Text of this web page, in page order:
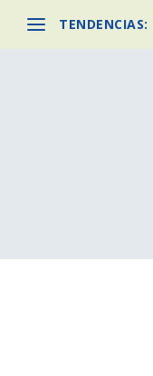
TENDENCIAS: